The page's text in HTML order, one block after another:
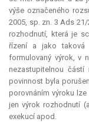
výše označeného
2005, sp. zn. 3 Ads
rozhodnutí, která je
řízení a jako taková
formulovaný výrok, v
nezastupitelnou
povinnost byla
porovnáním výroku
jen výrok rozhodnutí
exekucí apod.